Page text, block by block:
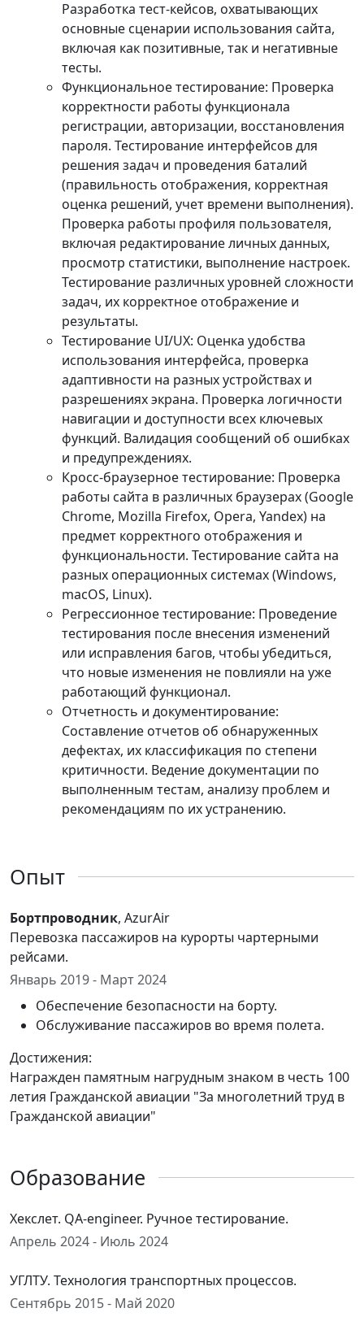
Разработка тест-кейсов, охватывающих
основные сценарии использования сайта,
включая как позитивные, так и негативные
тесты.
Функциональное тестирование: Проверка
корректности работы функционала
регистрации, авторизации, восстановления
пароля. Тестирование интерфейсов для
решения задач и проведения баталий
(правильность отображения, корректная
оценка решений, учет времени выполнения).
Проверка работы профиля пользователя,
включая редактирование личных данных,
просмотр статистики, выполнение настроек.
Тестирование различных уровней сложности
задач, их корректное отображение и
результаты.
Тестирование UI/UX: Оценка удобства
использования интерфейса, проверка
адаптивности на разных устройствах и
разрешениях экрана. Проверка логичности
навигации и доступности всех ключевых
функций. Валидация сообщений об ошибках
и предупреждениях.
Кросс-браузерное тестирование: Проверка
работы сайта в различных браузерах (Google
Chrome, Mozilla Firefox, Opera, Yandex) на
предмет корректного отображения и
функциональности. Тестирование сайта на
разных операционных системах (Windows,
macOS, Linux).
Регрессионное тестирование: Проведение
тестирования после внесения изменений
или исправления багов, чтобы убедиться,
что новые изменения не повлияли на уже
работающий функционал.
Отчетность и документирование:
Составление отчетов об обнаруженных
дефектах, их классификация по степени
критичности. Ведение документации по
выполненным тестам, анализу проблем и
рекомендациям по их устранению.
Опыт
Бортпроводник, AzurAir
Перевозка пассажиров на курорты чартерными
рейсами.
Январь 2019 - Март 2024
Обеспечение безопасности на борту.
Обслуживание пассажиров во время полета.
Достижения:
Награжден памятным нагрудным знаком в честь 100
летия Гражданской авиации "За многолетний труд в
Гражданской авиации"
Образование
Хекслет. QA-engineer. Ручное тестирование.
Апрель 2024 - Июль 2024
УГЛТУ. Технология транспортных процессов.
Сентябрь 2015 - Май 2020